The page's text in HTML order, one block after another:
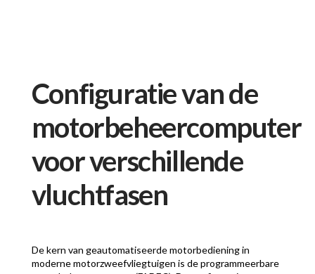
Configuratie van de
motorbeheercomputer
voor verschillende
vluchtfasen
De kern van geautomatiseerde motorbediening in
moderne motorzweefvliegtuigen is de programmeerbare